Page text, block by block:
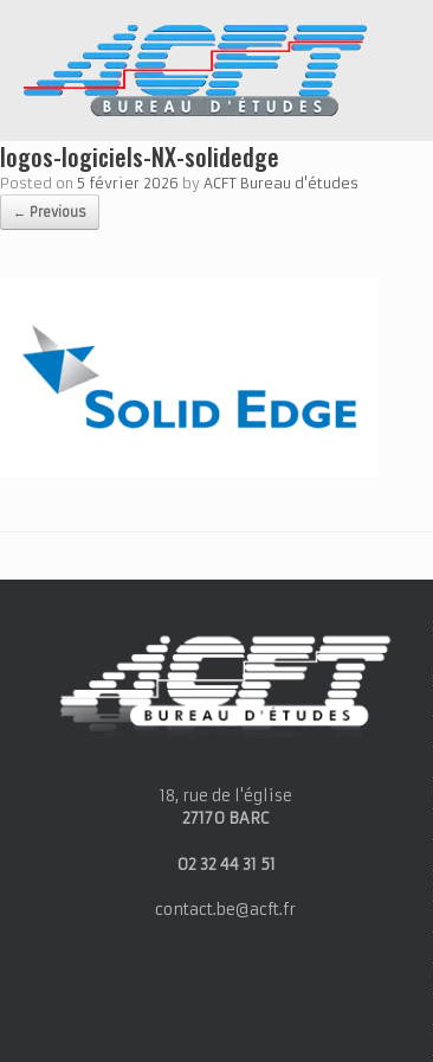
logos-logiciels-NX-solidedge
Posted on 5 février 2026 by ACFT Bureau d'études
← Previous
18, rue de l'église
27170 BARC
02 32 44 31 51
contact.be@acft.fr